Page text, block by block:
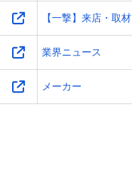
【一撃】来店・取材
業界ニュース
メーカー